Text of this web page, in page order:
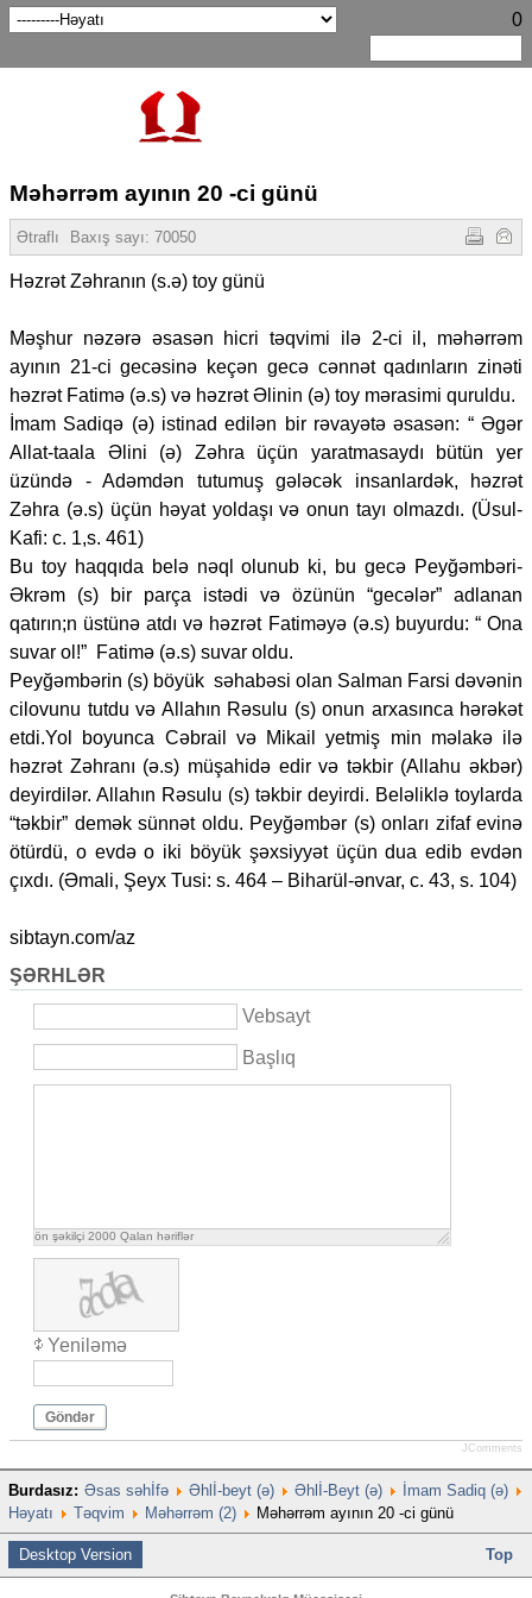
0
Məhərrəm ayının 20 -ci günü
Ətraflı Baxış sayı: 70050
Həzrət Zəhranın (s.ə) toy günü
Məşhur nəzərə əsasən hicri təqvimi ilə 2-ci il, məhərrəm
ayının 21-ci gecəsinə keçən gecə cənnət qadınların zinəti
həzrət Fatimə (ə.s) və həzrət Əlinin (ə) toy mərasimi quruldu.
İmam Sadiqə (ə) istinad edilən bir rəvayətə əsasən: “ Əgər
Allat-taala Əlini (ə) Zəhra üçün yaratmasaydı bütün yer
üzündə - Adəmdən tutumuş gələcək insanlardək, həzrət
Zəhra (ə.s) üçün həyat yoldaşı və onun tayı olmazdı. (Üsul-
Kafi: c. 1,s. 461)
Bu toy haqqıda belə nəql olunub ki, bu gecə Peyğəmbəri-
Əkrəm (s) bir parça istədi və özünün “gecələr” adlanan
qatırın;n üstünə atdı və həzrət Fatiməyə (ə.s) buyurdu: “ Ona
suvar ol!” Fatimə (ə.s) suvar oldu.
Peyğəmbərin (s) böyük səhabəsi olan Salman Farsi dəvənin
cilovunu tutdu və Allahın Rəsulu (s) onun arxasınca hərəkət
etdi.Yol boyunca Cəbrail və Mikail yetmiş min məlakə ilə
həzrət Zəhranı (ə.s) müşahidə edir və təkbir (Allahu əkbər)
deyirdilər. Allahın Rəsulu (s) təkbir deyirdi. Beləliklə toylarda
“təkbir” demək sünnət oldu. Peyğəmbər (s) onları zifaf evinə
ötürdü, o evdə o iki böyük şəxsiyyət üçün dua edib evdən
çıxdı. (Əmali, Şeyx Tusi: s. 464 – Biharül-ənvar, c. 43, s. 104)
sibtayn.com/az
ŞƏRHLƏR
Vebsayt
Başlıq
ön şəkilçi 2000 Qalan həriflər
Yeniləmə
Göndər
JComments
Burdasız: Əsas səhİfə Əhlİ-beyt (ə) Əhlİ-Beyt (ə)
İmam Sadiq (ə)
Həyatı
Təqvim Məhərrəm (2) Məhərrəm ayının 20 -ci günü
Desktop Version Top